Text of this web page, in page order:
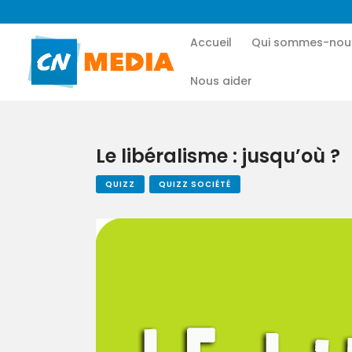
Accueil Qui sommes-
Nous aider
Le libéralisme : jusqu’où ?
QUIZZ QUIZZ SOCIÉTÉ